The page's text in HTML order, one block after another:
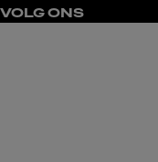
VOLG ONS